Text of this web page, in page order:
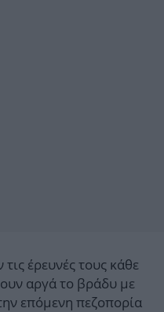
τις έρευνές τους κάθε
αργά το βράδυ με
επόμενη πεζοπορία